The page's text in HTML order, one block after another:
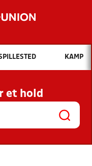
vil du søge efter?
OG NYHEDER
KLUBBER OG
KAMP
et hold